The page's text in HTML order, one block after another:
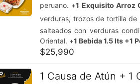
peruano. +1 Exquisito Arroz
verduras, trozos de tortilla de
salteados con verduras
Oriental. +1 Bebida 1.5 lts +1
$25,990
1 Causa de Atún + 1